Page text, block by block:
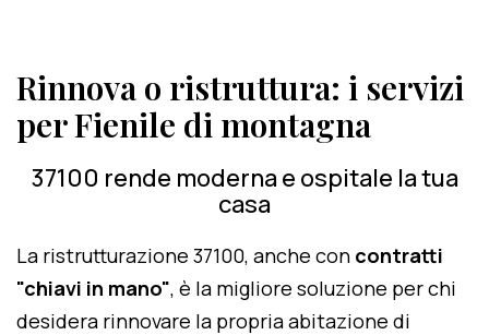
Rinnova o ristruttura: i servizi
per Fienile di montagna
37100 rende moderna e ospitale la tua
casa
La ristrutturazione 37100, anche con contratti
"chiavi in mano", è la migliore soluzione per chi
desidera rinnovare la propria abitazione di